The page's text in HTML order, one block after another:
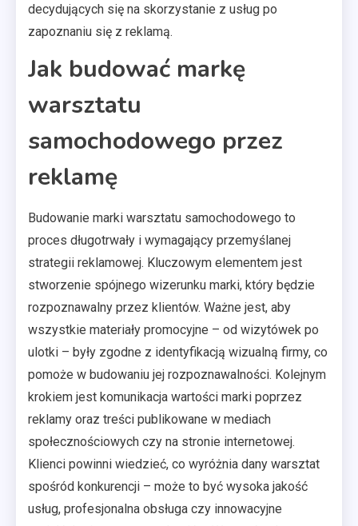
decydujących się na skorzystanie z usług po
zapoznaniu się z reklamą.
Jak budować markę
warsztatu
samochodowego przez
reklamę
Budowanie marki warsztatu samochodowego to
proces długotrwały i wymagający przemyślanej
strategii reklamowej. Kluczowym elementem jest
stworzenie spójnego wizerunku marki, który będzie
rozpoznawalny przez klientów. Ważne jest, aby
wszystkie materiały promocyjne – od wizytówek po
ulotki – były zgodne z identyfikacją wizualną firmy, co
pomoże w budowaniu jej rozpoznawalności. Kolejnym
krokiem jest komunikacja wartości marki poprzez
reklamy oraz treści publikowane w mediach
społecznościowych czy na stronie internetowej.
Klienci powinni wiedzieć, co wyróżnia dany warsztat
spośród konkurencji – może to być wysoka jakość
usług, profesjonalna obsługa czy innowacyjne